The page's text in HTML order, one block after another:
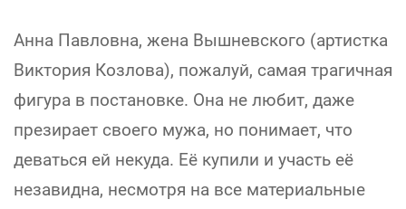
Анна Павловна, жена Вышневского (артистка
Виктория Козлова), пожалуй, самая трагичная
фигура в постановке. Она не любит, даже
презирает своего мужа, но понимает, что
деваться ей некуда. Её купили и участь её
незавидна, несмотря на все материальные